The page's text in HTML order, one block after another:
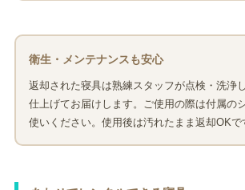
衛生・メンテナンスも安心
返却された寝具は熟練スタッフが点検・洗浄
仕上げてお届けします。ご使用の際は付属の
使いください。使用後は汚れたまま返却OKで